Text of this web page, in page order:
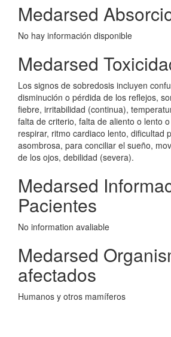
Medarsed
No hay información disponible
Medarsed
Los signos de sobredosis incluyen
disminución o pérdida de los reflejos,
fiebre, irritabilidad (continua),
falta de criterio, falta de aliento o lento
respirar, ritmo cardiaco lento, dificultad
asombrosa, para conciliar el sueño,
de los ojos, debilidad (severa).
Medarsed
Pacientes
No information avaliable
Medarsed
afectados
Humanos y otros mamíferos